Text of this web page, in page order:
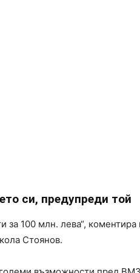
си, предупреди той
100 млн. лева“,
Стоянов.